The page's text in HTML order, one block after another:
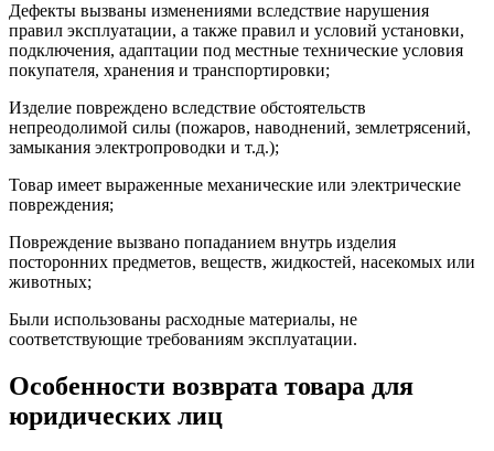
Дефекты вызваны изменениями вследствие нарушения
правил эксплуатации, а также правил и условий установки,
подключения, адаптации под местные технические условия
покупателя, хранения и транспортировки;
Изделие повреждено вследствие обстоятельств
непреодолимой силы (пожаров, наводнений, землетрясений,
замыкания электропроводки и т.д.);
Товар имеет выраженные механические или электрические
повреждения;
Повреждение вызвано попаданием внутрь изделия
посторонних предметов, веществ, жидкостей, насекомых или
животных;
Были использованы расходные материалы, не
соответствующие требованиям эксплуатации.
Особенности возврата товара для
юридических лиц